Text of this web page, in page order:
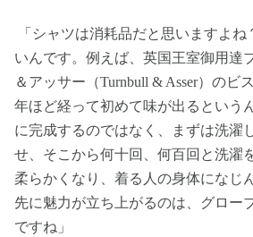
「シャツは消耗品だと思いますよ
いんです。例えば、英国王室御用達
＆アッサー（Turnbull & Asser）のビ
年ほど経って初めて味が出るという
に完成するのではなく、まずは洗濯
せ、そこから何十回、何百回と洗濯
柔らかくなり、着る人の身体になじ
先に魅力が立ち上がるのは、グロー
ですね」